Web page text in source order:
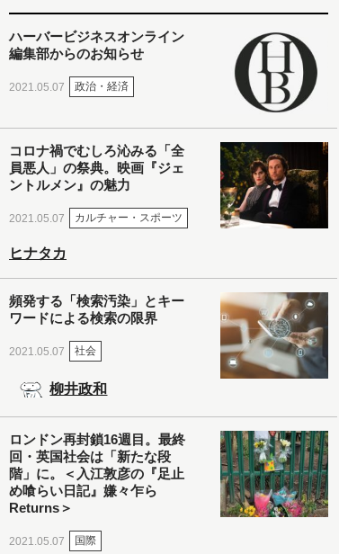
ハーバービジネスオンライン
編集部からのお知らせ
2021.05.07 政治・経済
コロナ禍でむしろ沁みる「全
員悪人」の祭典。映画『ジェ
ントルメン』の魅力
2021.05.07 カルチャー・スポーツ
ヒナタカ
頻発する「検索汚染」とキー
ワードによる検索の限界
2021.05.07 社会
柳井政和
ロンドン再封鎖16週目。最終
回・英国社会は「新たな段
階」に。＜入江敦彦の『足止
め喰らい日記』嫌々乍ら
Returns＞
2021.05.07 国際